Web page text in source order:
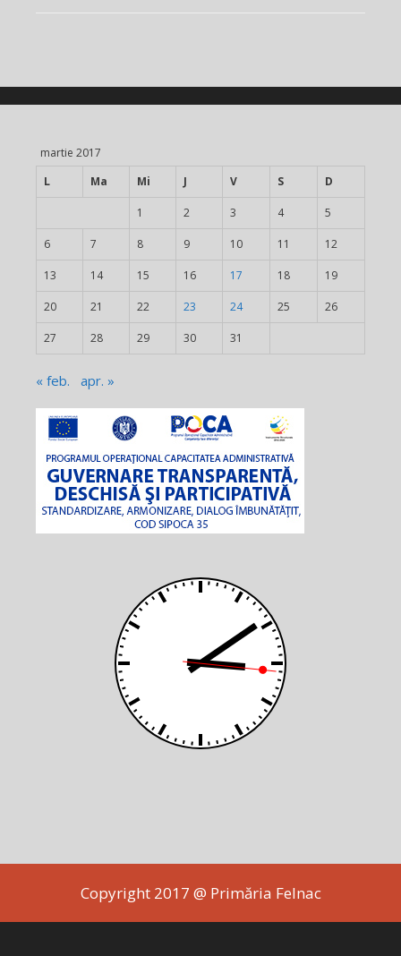
martie 2017
L
Ma Mi J V S D
1 2 3 4 5
6 7 8 9 10 11 12
13 14 15 16 17 18 19
20 21 22 23 24 25 26
27 28 29 30 31
« feb. apr. »
Copyright 2017 @ Primăria Felnac